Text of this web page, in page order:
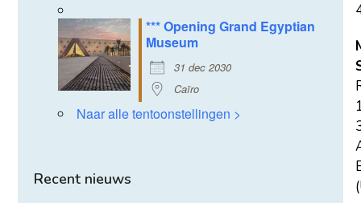
*** Opening Grand Egyptian
Museum
31 dec 2030
Caïro
Naar alle tentoonstellingen >
Recent nieuws